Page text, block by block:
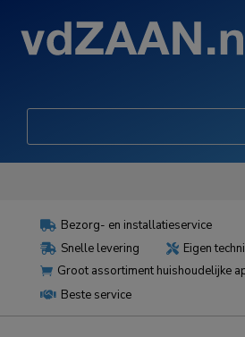
 Bezorg- en installatieservice
 Snelle levering  Eigen
 Groot assortiment huishoudelijke
 Beste service